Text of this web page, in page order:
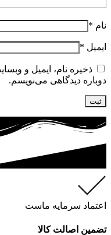
نام *
ایمیل *
ذخیره نام، ایمیل و
دوباره دیدگاهی می‌نویسم.
اعتماد سرمایه ماست
تضمین اصالت کالا